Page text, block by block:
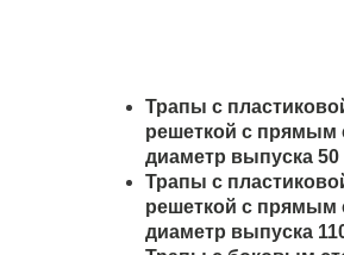
Трапы с
решеткой c прямым
диаметр выпуска
Трапы с
решеткой c прямым
диаметр выпуска